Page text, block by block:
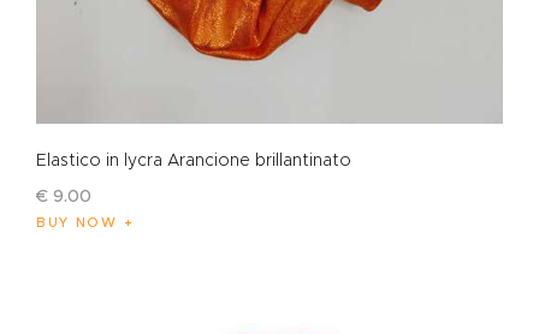
Elastico in lycra Arancione brillantinato
€ 9.00
BUY NOW